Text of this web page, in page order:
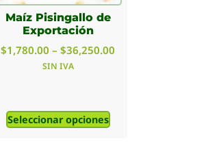
Maíz Pisingallo de
Exportación
$1,780.00 – $36,250.00
SIN IVA
Seleccionar opciones